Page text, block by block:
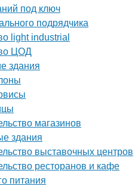
под ключ
подрядчика
light industrial
ЦОД
здания
магазинов
здания
выставочных центров
ресторанов и кафе
питания